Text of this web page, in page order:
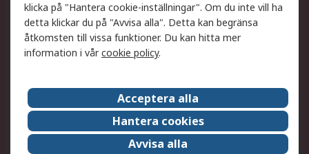
Leverans
Spåra din order
Begär en fakturakopi
Fördelar med RS-konto
Betalningsalternativ
Om RS
Försäljningsvillkor
Det juridiska
Press Centre
Jobba hos RS
ESG
klicka på "Hantera cookie-inställningar". Om du inte vill ha
detta klickar du på "Avvisa alla". Detta kan begränsa
åtkomsten till vissa funktioner. Du kan hitta mer
information i vårcookie policy.
Acceptera alla
Hantera cookies
Avvisa alla